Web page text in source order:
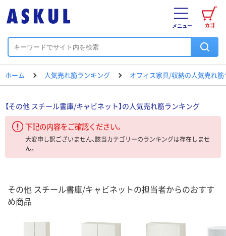
カゴ
メニュー
ホーム 人気売れ筋ランキング オフィス家具/収納の人気売れ
【その他 スチール書庫/キャビネット】の人気売れ筋ランキング
下記の内容をご確認ください。
大変申し訳ございません、該当カテゴリーのランキングは存在しませ
ん。
その他 スチール書庫/キャビネットの担当者からのおすす
め商品